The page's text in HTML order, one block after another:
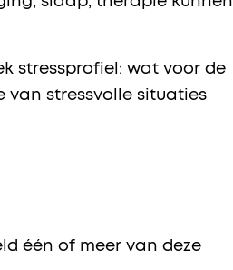
stressprofiel: wat voor de
van stressvolle situaties
één of meer van deze